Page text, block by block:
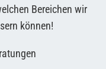
Bereichen wir
können!